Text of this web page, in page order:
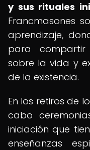
y sus rituales
Francmasones
aprendizaje,
para compartir
sobre la vida y
de la existencia.
En los retiros de
cabo
iniciación que
enseñanzas